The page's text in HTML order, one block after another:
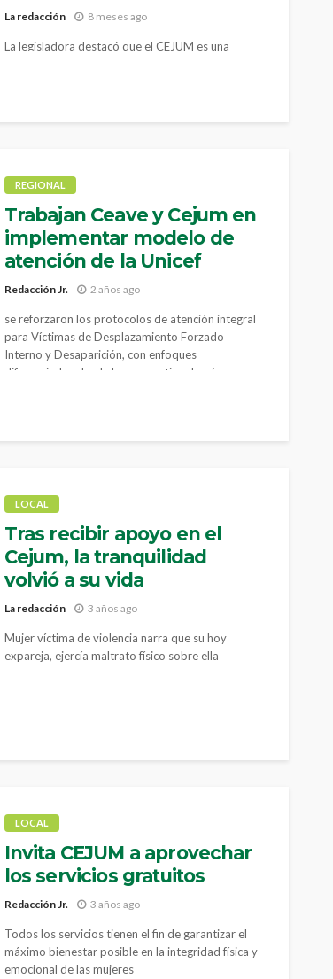
La redacción 8 meses ago
La legisladora destacó que el CEJUM es una
REGIONAL
Trabajan Ceave y Cejum en
implementar modelo de
atención de la Unicef
Redacción Jr. 2 años ago
se reforzaron los protocolos de atención integral
para Víctimas de Desplazamiento Forzado
Interno y Desaparición, con enfoques
diferenciados desde la perspectiva de género
LOCAL
Tras recibir apoyo en el
Cejum, la tranquilidad
volvió a su vida
La redacción 3 años ago
Mujer víctima de violencia narra que su hoy
expareja, ejercía maltrato físico sobre ella
LOCAL
Invita CEJUM a aprovechar
los servicios gratuitos
Redacción Jr. 3 años ago
Todos los servicios tienen el fin de garantizar el
máximo bienestar posible en la integridad física y
emocional de las mujeres